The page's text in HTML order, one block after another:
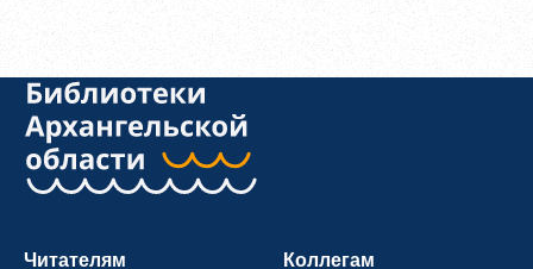
Читателям Коллегам